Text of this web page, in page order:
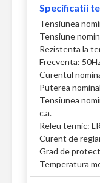
Specificatii
Tensiunea
Tensiune
Rezistenta la
Frecventa:
Curentul
Puterea
Tensiunea
c.a.
Releu termic:
Curent de
Grad de
Temperatura